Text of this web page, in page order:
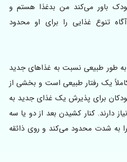
باور می‌کند من بدغذا هستم و
تنوع غذایی را برای او محدود
طور طبیعی نسبت به غذاهای جدید
یک رفتار طبیعی است و بخشی از
برای پذیرش یک غذای جدید به
دارند. کنار کشیدن بعد از دو یا سه
به شدت محدود می‌کند و روی ذائقه